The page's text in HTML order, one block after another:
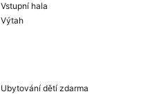
Vstupní hala
Výtah
Ubytování dětí zdarma